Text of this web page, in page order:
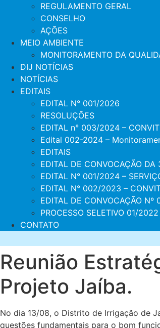
REGULAMENTO GERAL
CONSELHO
AÇÕES
MEIO AMBIENTE
MONITORAMENTO DA
DIJ NOTÍCIAS
NOTÍCIAS
EDITAIS
EDITAL N° 001/2026
RESOLUÇÕES
EDITAL n° 003/2024 –
Edital 002-2024 –
EDITAIS
EDITAL DE CONVOCAÇÃO DA
EDITAL N° 001/2024 –
EDITAL N° 002/2023 –
EDITAL DE CONVOCAÇÃO Nº
PROCESSO SELETIVO 01/2022
CONTATO
Reunião
Projeto Jaíba.
No dia 13/08, o Distrito de Irrigação de
questões fundamentais para o bom